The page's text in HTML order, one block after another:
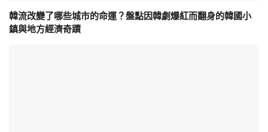
韓流改變了哪些城市的命運？盤點因韓劇爆紅而翻身的韓國小
鎮與地方經濟奇蹟